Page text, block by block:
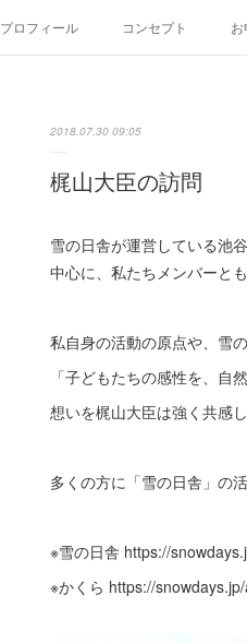
プロフィール コンセプト
2018.07.30 09:05
梶山大臣の訪問
雪の日舎が運営している池
中心に、私たちメンバーと
私自身の活動の原点や、雪
「子どもたちの感性を、自
想いを梶山大臣は強く共感
多くの方に「雪の日舎」の
※雪の日舎 https://
※かくら https://